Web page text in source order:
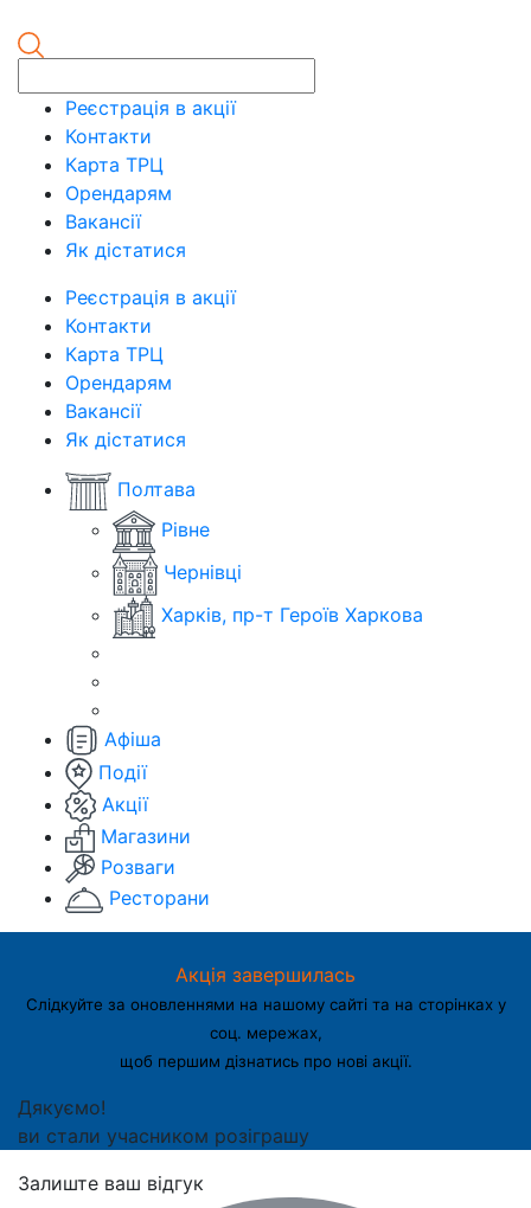
Реєстрація в акції
Контакти
Карта ТРЦ
Орендарям
Вакансії
Як дістатися
Реєстрація в акції
Контакти
Карта ТРЦ
Орендарям
Вакансії
Як дістатися
Полтава
Рівне
Чернівці
Харків, пр-т Героїв Харкова
Афіша
Події
Акції
Магазини
Розваги
Ресторани
Акція завершилась
Слідкуйте за оновленнями на нашому сайті та на сторінках у
соц. мережах,
щоб першим дізнатись про нові акції.
Дякуємо!
ви стали учасником розіграшу
Залиште ваш відгук